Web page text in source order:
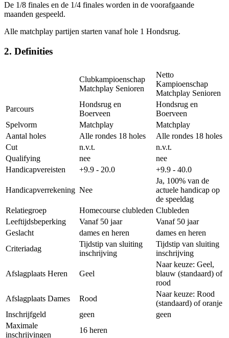
De 1/8 finales en de 1/4 finales worden in de voorafgaande
maanden gespeeld.
Alle matchplay partijen starten vanaf hole 1 Hondsrug.
2. Definities
Clubkampioenschap
Matchplay Senioren
Netto
Kampioenschap
Matchplay Senioren
Parcours
Hondsrug en
Boerveen
Hondsrug en
Boerveen
Spelvorm
Matchplay
Matchplay
Aantal holes
Alle rondes 18 holes
Alle rondes 18 holes
Cut
n.v.t.
n.v.t.
Qualifying
nee
nee
Handicapvereisten
+9.9 - 20.0 +9.9 - 40.0
Handicapverrekening Nee
Ja, 100% van de
actuele handicap op
de speeldag
Relatiegroep
Homecourse clubleden Clubleden
Leeftijdsbeperking
Vanaf 50 jaar
Vanaf 50 jaar
Geslacht
dames en heren
dames en heren
Criteriadag
Tijdstip van sluiting
inschrijving
Tijdstip van sluiting
inschrijving
Afslagplaats Heren Geel
Naar keuze: Geel,
blauw (standaard) of
rood
Afslagplaats Dames
Rood
Naar keuze: Rood
(standaard) of oranje
Inschrijfgeld
geen
geen
Maximale
inschrijvingen
16 heren